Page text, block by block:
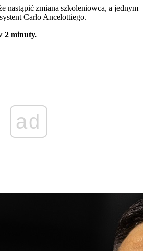
nastąpić zmiana szkoleniowca, a jednym
Carlo Ancelottiego.
2 minuty.
ad